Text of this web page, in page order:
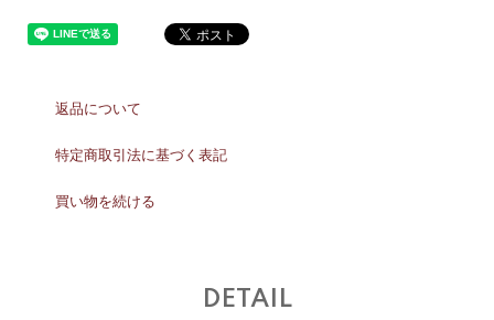
返品について
特定商取引法に基づく表記
買い物を続ける
DETAIL